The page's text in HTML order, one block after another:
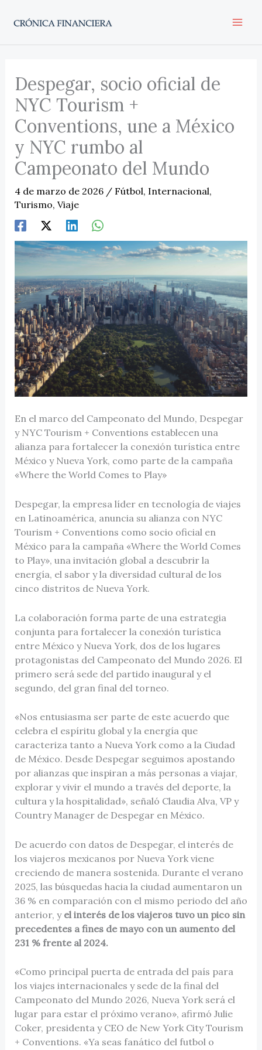
Despegar, socio oficial de
NYC Tourism +
Conventions, une a México
y NYC rumbo al
Campeonato del Mundo
4 de marzo de 2026 / Fútbol, Internacional,
Turismo, Viaje
En el marco del Campeonato del Mundo, Despegar
y NYC Tourism + Conventions establecen una
alianza para fortalecer la conexión turística entre
México y Nueva York, como parte de la campaña
«Where the World Comes to Play»
Despegar, la empresa líder en tecnología de viajes
en Latinoamérica, anuncia su alianza con NYC
Tourism + Conventions como socio oficial en
México para la campaña «Where the World Comes
to Play», una invitación global a descubrir la
energía, el sabor y la diversidad cultural de los
cinco distritos de Nueva York.
La colaboración forma parte de una estrategia
conjunta para fortalecer la conexión turística
entre México y Nueva York, dos de los lugares
protagonistas del Campeonato del Mundo 2026. El
primero será sede del partido inaugural y el
segundo, del gran final del torneo.
«Nos entusiasma ser parte de este acuerdo que
celebra el espíritu global y la energía que
caracteriza tanto a Nueva York como a la Ciudad
de México. Desde Despegar seguimos apostando
por alianzas que inspiran a más personas a viajar,
explorar y vivir el mundo a través del deporte, la
cultura y la hospitalidad», señaló Claudia Alva, VP y
Country Manager de Despegar en México.
De acuerdo con datos de Despegar, el interés de
los viajeros mexicanos por Nueva York viene
creciendo de manera sostenida. Durante el verano
2025, las búsquedas hacia la ciudad aumentaron un
36 % en comparación con el mismo periodo del año
anterior, yel interés de los viajeros tuvo un pico sin
precedentes a fines de mayo con un aumento del
231 % frente al 2024.
«Como principal puerta de entrada del país para
los viajes internacionales y sede de la final del
Campeonato del Mundo 2026, Nueva York será el
lugar para estar el próximo verano», afirmó Julie
Coker, presidenta y CEO de New York City Tourism
+ Conventions. «Ya seas fanático del futbol o